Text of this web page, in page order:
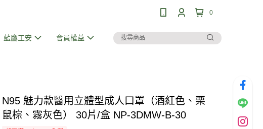
0
藍鷹工安 會員權益
N95 魅力款醫用立體型成人口罩（酒紅色、栗
鼠棕、霧灰色） 30片/盒 NP-3DMW-B-30